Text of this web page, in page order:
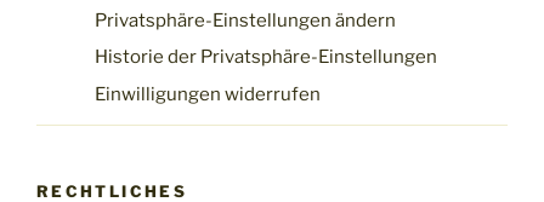
Privatsphäre-Einstellungen ändern
Historie der Privatsphäre-Einstellungen
Einwilligungen widerrufen
RECHTLICHES